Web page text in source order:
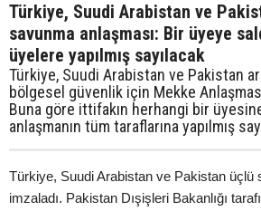
Türkiye, Suudi Arabistan ve
savunma anlaşması: Bir üyeye
üyelere yapılmış sayılacak
Türkiye, Suudi Arabistan ve Pakistan
bölgesel güvenlik için Mekke
Buna göre ittifakın herhangi bir üyesine
anlaşmanın tüm taraflarına yapılmış
Türkiye, Suudi Arabistan ve Pakistan üçlü
imzaladı. Pakistan Dışişleri Bakanlığı